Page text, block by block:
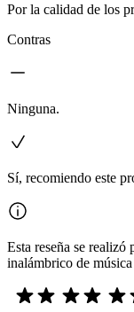
Por la calidad de los
Contras
Ninguna.
Sí, recomiendo este
Esta reseña se
inalámbrico de música